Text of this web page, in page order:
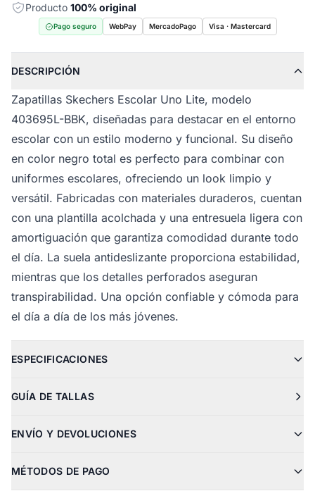
Producto 100% original
Pago seguro WebPay MercadoPago Visa · Mastercard
DESCRIPCIÓN
Zapatillas Skechers Escolar Uno Lite, modelo
403695L-BBK, diseñadas para destacar en el entorno
escolar con un estilo moderno y funcional. Su diseño
en color negro total es perfecto para combinar con
uniformes escolares, ofreciendo un look limpio y
versátil. Fabricadas con materiales duraderos, cuentan
con una plantilla acolchada y una entresuela ligera con
amortiguación que garantiza comodidad durante todo
el día. La suela antideslizante proporciona estabilidad,
mientras que los detalles perforados aseguran
transpirabilidad. Una opción confiable y cómoda para
el día a día de los más jóvenes.
ESPECIFICACIONES
GUÍA DE TALLAS
ENVÍO Y DEVOLUCIONES
MÉTODOS DE PAGO